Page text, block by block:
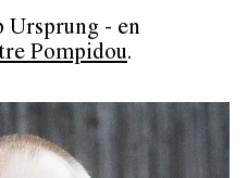
Ursprung - en
Pompidou.